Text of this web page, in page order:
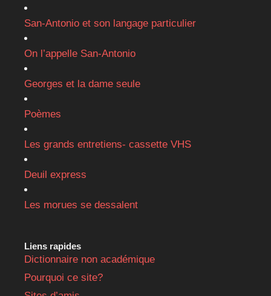
San-Antonio et son langage particulier
On l’appelle San-Antonio
Georges et la dame seule
Poèmes
Les grands entretiens- cassette VHS
Deuil express
Les morues se dessalent
Liens rapides
Dictionnaire non académique
Pourquoi ce site?